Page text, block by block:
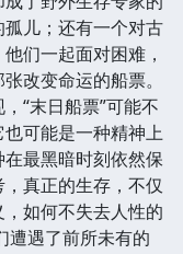
儿；还有一个对古
们一起面对困难，
改变命运的船票。
“末日船票”可能不
可能是一种精神上
最黑暗时刻依然保
真正的生存，不仅
如何不失去人性的
遭遇了前所未有的